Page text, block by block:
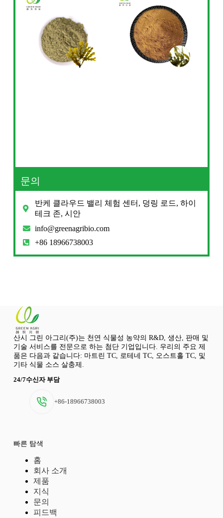
문의
반케 클라우드 밸리 체험 센터, 덩링 로드, 하이
테크 존, 시안
info@greenagribio.com
+86 18966738003
산시 그린 아그리(주)는 천연 식물성 농약의 R&D, 생산, 판매 및
기술 서비스를 전문으로 하는 첨단 기업입니다. 우리의 주요 제
품은 다음과 같습니다: 마트린 TC, 로테네 TC, 오스트홀 TC, 및
기타 식물 소스 살충제.
24/7수신자 부담
+86-18966738003
빠른 탐색
홈
회사 소개
제품
지식
문의
피드백